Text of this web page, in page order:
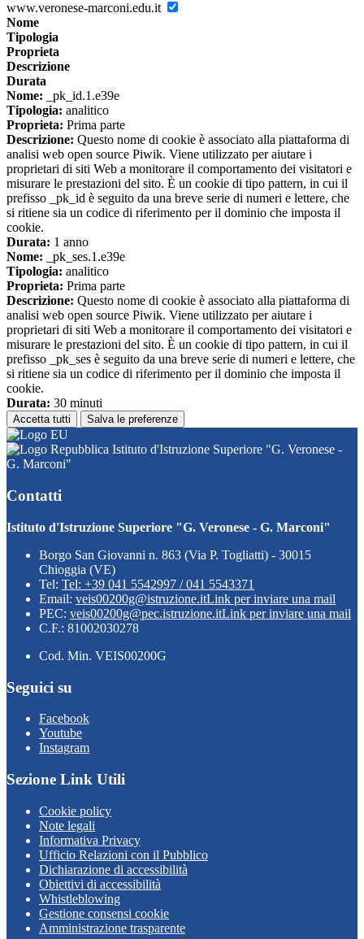
www.veronese-marconi.edu.it
Nome
Tipologia
Proprieta
Descrizione
Durata
Nome: _pk_id.1.e39e
Tipologia: analitico
Proprieta: Prima parte
Descrizione: Questo nome di cookie è associato alla piattaforma di
analisi web open source Piwik. Viene utilizzato per aiutare i
proprietari di siti Web a monitorare il comportamento dei visitatori e
misurare le prestazioni del sito. È un cookie di tipo pattern, in cui il
prefisso _pk_id è seguito da una breve serie di numeri e lettere, che
si ritiene sia un codice di riferimento per il dominio che imposta il
cookie.
Durata: 1 anno
Nome: _pk_ses.1.e39e
Tipologia: analitico
Proprieta: Prima parte
Descrizione: Questo nome di cookie è associato alla piattaforma di
analisi web open source Piwik. Viene utilizzato per aiutare i
proprietari di siti Web a monitorare il comportamento dei visitatori e
misurare le prestazioni del sito. È un cookie di tipo pattern, in cui il
prefisso _pk_ses è seguito da una breve serie di numeri e lettere, che
si ritiene sia un codice di riferimento per il dominio che imposta il
cookie.
Durata: 30 minuti
Accetta tutti Salva le preferenze
Istituto d'Istruzione Superiore "G. Veronese -
G. Marconi"
Contatti
Istituto d'Istruzione Superiore "G. Veronese - G. Marconi"
Borgo San Giovanni n. 863 (Via P. Togliatti) - 30015
Chioggia (VE)
Tel: Tel: +39 041 5542997 / 041 5543371
Email: veis00200g@istruzione.itLink per inviare una mail
PEC: veis00200g@pec.istruzione.itLink per inviare una mail
C.F.: 81002030278
Cod. Min. VEIS00200G
Seguici su
Facebook
Youtube
Instagram
Sezione Link Utili
Cookie policy
Note legali
Informativa Privacy
Ufficio Relazioni con il Pubblico
Dichiarazione di accessibilità
Obiettivi di accessibilità
Whistleblowing
Gestione consensi cookie
Amministrazione trasparente